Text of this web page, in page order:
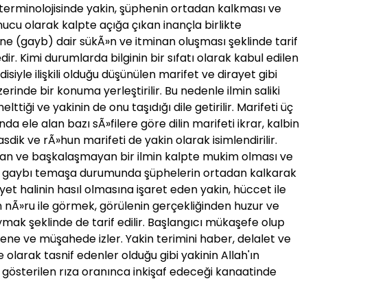
yakin, şüphenin ortadan kalkması ve
olarak kalpte açığa çıkan inançla birlikte
(gayb) dair sükÃ»n ve itminan oluşması şeklinde tarif
Kimi durumlarda bilginin bir sıfatı olarak kabul edilen
ilişkili olduğu düşünülen marifet ve dirayet gibi
bir konuma yerleştirilir. Bu nedenle ilmin saliki
ve yakinin de onu taşıdığı dile getirilir. Marifeti üç
ele alan bazı sÃ»filere göre dilin marifeti ikrar, kalbin
ve rÃ»hun marifeti de yakin olarak isimlendirilir.
ve başkalaşmayan bir ilmin kalpte mukim olması ve
temaşa durumunda şüphelerin ortadan kalkarak
halinin hasıl olmasına işaret eden yakin, hüccet ile
nÃ»ru ile görmek, görülenin gerçekliğinden huzur ve
şeklinde de tarif edilir. Başlangıcı mükaşefe olup
ve müşahede izler. Yakin terimini haber, delalet ve
olarak tasnif edenler olduğu gibi yakinin Allah'ın
rıza oranınca inkişaf edeceği kanaatinde